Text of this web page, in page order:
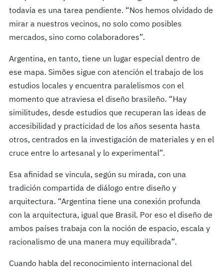
todavía es una tarea pendiente. “Nos hemos olvidado de
mirar a nuestros vecinos, no solo como posibles
mercados, sino como colaboradores”.
Argentina, en tanto, tiene un lugar especial dentro de
ese mapa. Simões sigue con atención el trabajo de los
estudios locales y encuentra paralelismos con el
momento que atraviesa el diseño brasileño. “Hay
similitudes, desde estudios que recuperan las ideas de
accesibilidad y practicidad de los años sesenta hasta
otros, centrados en la investigación de materiales y en el
cruce entre lo artesanal y lo experimental”.
Esa afinidad se vincula, según su mirada, con una
tradición compartida de diálogo entre diseño y
arquitectura. “Argentina tiene una conexión profunda
con la arquitectura, igual que Brasil. Por eso el diseño de
ambos países trabaja con la noción de espacio, escala y
racionalismo de una manera muy equilibrada”.
Cuando habla del reconocimiento internacional del